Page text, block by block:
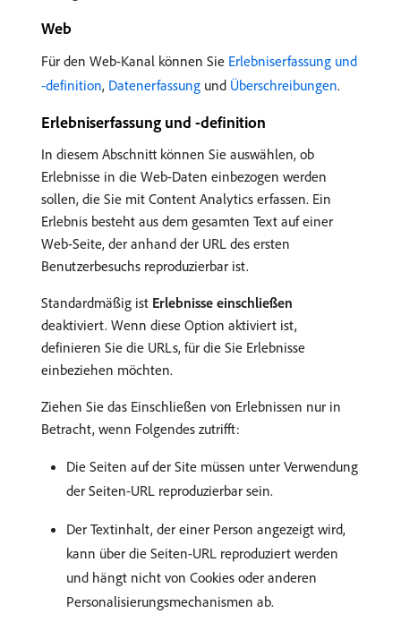
Web
Für den Web-Kanal können Sie Erlebniserfassung und
-definition, Datenerfassung und Überschreibungen.
Erlebniserfassung und -definition
In diesem Abschnitt können Sie auswählen, ob
Erlebnisse in die Web-Daten einbezogen werden
sollen, die Sie mit Content Analytics erfassen. Ein
Erlebnis besteht aus dem gesamten Text auf einer
Web-Seite, der anhand der URL des ersten
Benutzerbesuchs reproduzierbar ist.
Standardmäßig ist Erlebnisse einschließen
deaktiviert. Wenn diese Option aktiviert ist,
definieren Sie die URLs, für die Sie Erlebnisse
einbeziehen möchten.
Ziehen Sie das Einschließen von Erlebnissen nur in
Betracht, wenn Folgendes zutrifft:
Die Seiten auf der Site müssen unter Verwendung
der Seiten-URL reproduzierbar sein.
Der Textinhalt, der einer Person angezeigt wird,
kann über die Seiten-URL reproduziert werden
und hängt nicht von Cookies oder anderen
Personalisierungsmechanismen ab.